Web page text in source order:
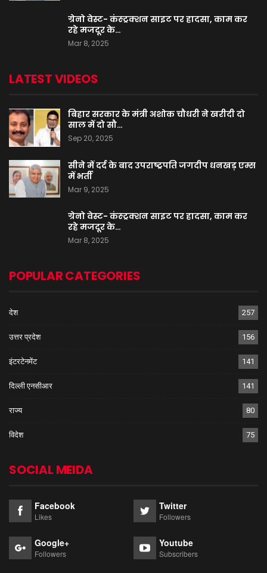
ग्रेनो वेस्ट- कंस्ट्रक्शन साइट पर हादसा, काम कर
रहे मजदूर के…
Mar 8, 2025
LATEST VIDEOS
बिहार सरकार के मंत्री अशोक चौधरी ने खरीदी दो
साल में दो सौ…
Sep 20, 2025
सीने में दर्द के बाद उपराष्ट्रपति जगदीप धनखड़ एम्स
में भर्ती
Mar 9, 2025
ग्रेनो वेस्ट- कंस्ट्रक्शन साइट पर हादसा, काम कर
रहे मजदूर के…
Mar 8, 2025
POPULAR CATEGORIES
देश 257
उत्तर प्रदेश 156
इंटरटेनमेंट 141
दिल्ली एनसीआर 141
राज्य 80
विदेश 75
SOCIAL MEIDA
Facebook
Likes
Twitter
Followers
Google+
Followers
Youtube
Subscribers